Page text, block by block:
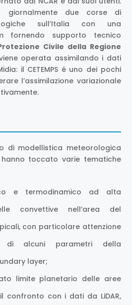
giornalmente due corse di
sull’Italia con una
fornendo supporto tecnico
Civile della Regione
operata assimilando i dati
il CETEMPS é uno dei pochi
l’assimilazione variazionale
di modellistica meteorologica
toccato varie tematiche
e termodinamico ad alta
convettive nell’area del
con particolare attenzione
di alcuni parametri della
layer;
limite planetario delle aree
confronto con i dati da LiDAR,